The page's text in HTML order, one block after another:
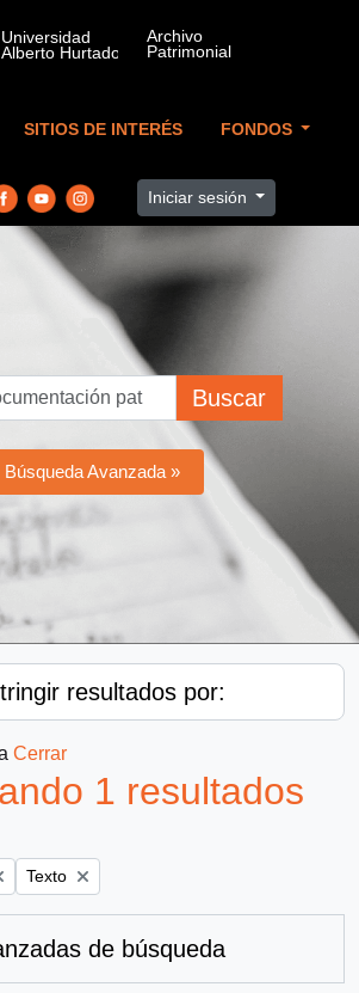
SITIOS DE INTERÉS FONDOS
Iniciar sesión
Buscar
Búsqueda Avanzada »
resultados por:
Cerrar
1 resultados
Remove filter:
Texto
de búsqueda